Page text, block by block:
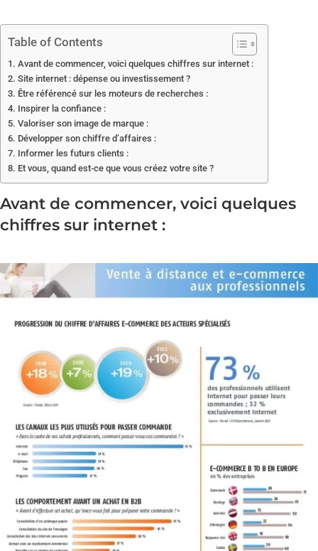
Table of Contents
Avant de commencer, voici quelques chiffres sur internet :
Site internet : dépense ou investissement ?
Être référencé sur les moteurs de recherches :
Inspirer la confiance :
Valoriser son image de marque :
Développer son chiffre d’affaires :
Informer les futurs clients :
Et vous, quand est-ce que vous créez votre site ?
Avant de commencer, voici quelques
chiffres sur internet :